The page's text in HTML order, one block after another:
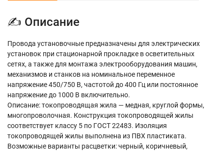
✍ Описание
Провода установочные предназначены для электрических
установок при стационарной прокладке в осветительных
сетях, а также для монтажа электрооборудования машин,
механизмов и станков на номинальное переменное
напряжение 450/750 В, частотой до 400 Гц или постоянное
напряжение до 1000 В включительно.
Описание: токопроводящая жила — медная, круглой формы,
многопроволочная. Конструкция токопроводящей жилы
соответствует классу 5 по ГОСТ 22483. Изоляция
токопроводящей жилы выполнена из ПВХ пластиката.
Возможные варианты расцветки: черный, коричневый,